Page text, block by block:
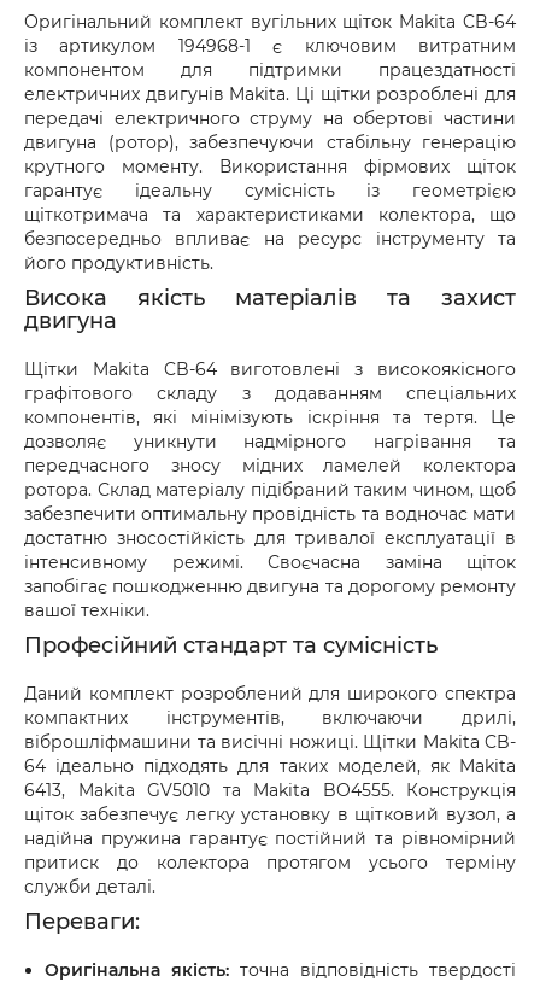
доставки.
Оригінальний комплект вугільних щіток Makita CB-64
із артикулом 194968-1 є ключовим витратним
компонентом для підтримки працездатності
електричних двигунів Makita. Ці щітки розроблені для
передачі електричного струму на обертові частини
двигуна (ротор), забезпечуючи стабільну генерацію
крутного моменту. Використання фірмових щіток
гарантує ідеальну сумісність із геометрією
щіткотримача та характеристиками колектора, що
безпосередньо впливає на ресурс інструменту та
його продуктивність.
Висока якість матеріалів та захист
двигуна
Щітки Makita CB-64 виготовлені з високоякісного
графітового складу з додаванням спеціальних
компонентів, які мінімізують іскріння та тертя. Це
дозволяє уникнути надмірного нагрівання та
передчасного зносу мідних ламелей колектора
ротора. Склад матеріалу підібраний таким чином, щоб
забезпечити оптимальну провідність та водночас мати
достатню зносостійкість для тривалої експлуатації в
інтенсивному режимі. Своєчасна заміна щіток
запобігає пошкодженню двигуна та дорогому ремонту
вашої техніки.
Професійний стандарт та сумісність
Даний комплект розроблений для широкого спектра
компактних інструментів, включаючи дрилі,
віброшліфмашини та висічні ножиці. Щітки Makita CB-
64 ідеально підходять для таких моделей, як Makita
6413, Makita GV5010 та Makita BO4555. Конструкція
щіток забезпечує легку установку в щітковий вузол, а
надійна пружина гарантує постійний та рівномірний
притиск до колектора протягом усього терміну
служби деталі.
Переваги:
Оригінальна якість: точна відповідність твердості